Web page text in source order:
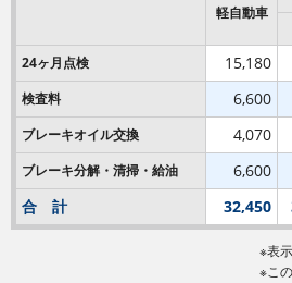
軽自動車
24ヶ月点検
15,180
検査料 6,600
ブレーキオイル交換 4,070
ブレーキ分解・清掃・給油 6,600
合 計
32,450
※表
※こ